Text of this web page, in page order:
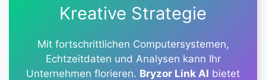
Kreative Strategie
Mit fortschrittlichen Computersystemen,
Echtzeitdaten und Analysen kann Ihr
Unternehmen florieren. Bryzor Link AI bietet